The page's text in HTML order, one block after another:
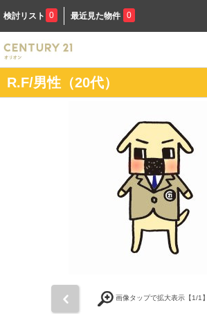
検討リスト 0 最近見た物件 0
R.F/男性（20代）
画像タップで拡大表示【1/1】